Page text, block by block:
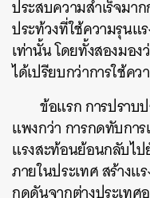
ประสบความสำเร็จมา
ประท้วงที่ใช้ความรุนแ
เท่านั้น โดยทั้งสองมอ
ได้เปรียบกว่าการใช้ค
ข้อแรก การปราบ
แพงกว่า การกดทับกา
แรงสะท้อนย้อนกลับไ
ภายในประเทศ สร้าง